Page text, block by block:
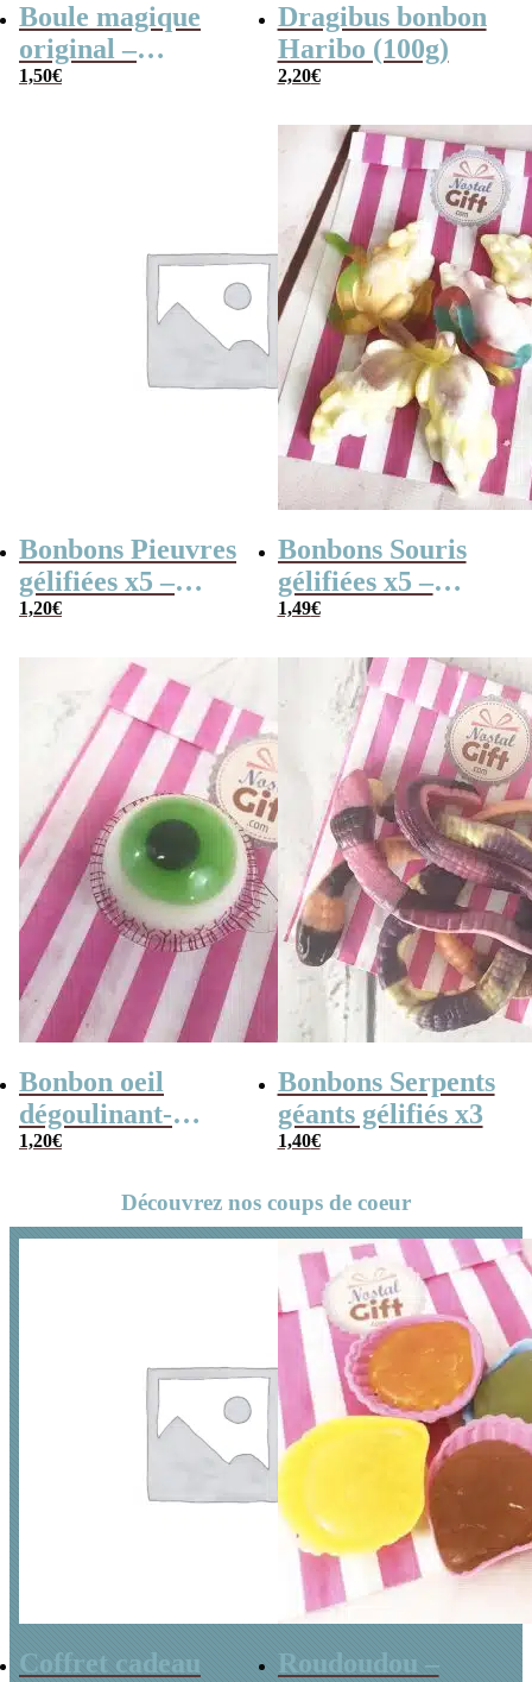
Boule magique
original –
Jawbreaker 2×3
1,50€
Dragibus bonbon
Haribo (100g)
2,20€
Bonbons Pieuvres
gélifiées x5 –
Ursula – bonbon
1,20€
Bonbons Souris
gélifiées x5 –
Mimi la souris –
1,49€
Bonbon oeil
dégoulinant-
Bonbons
1,20€
Bonbons Serpents
géants gélifiés x3
1,40€
Découvrez nos coups de coeur
Coffret cadeau
Roudoudou –